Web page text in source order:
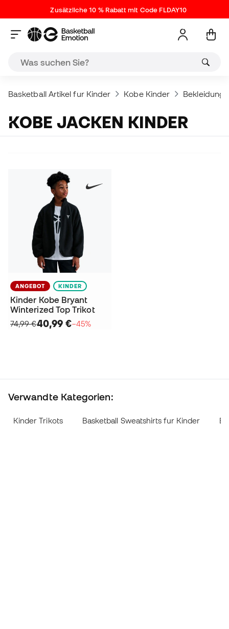
Zusätzliche 10 % Rabatt mit Code FLDAY10
Basketball Artikel fur Kinder Kobe Kinder Bekleidung
KOBE JACKEN KINDER
ANGEBOT KINDER
Kinder Kobe Bryant
Winterized Top Trikot
74,99 €40,99 €−45%
Verwandte Kategorien:
Kinder Trikots Basketball Sweatshirts fur Kinder